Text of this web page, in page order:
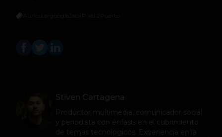
Stiven Cartagena
Productor multimedia, comunicador social
y periodista con énfasis en el cubrimiento
de temas tecnológicos. Experiencia en la